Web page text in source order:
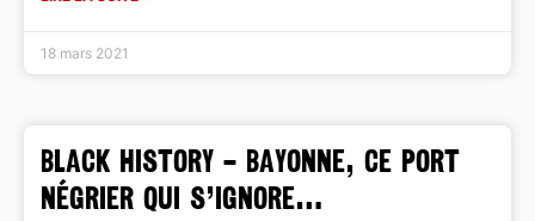
18 mars 2021
BLACK HISTORY – Bayonne, ce port
négrier qui s’ignore…